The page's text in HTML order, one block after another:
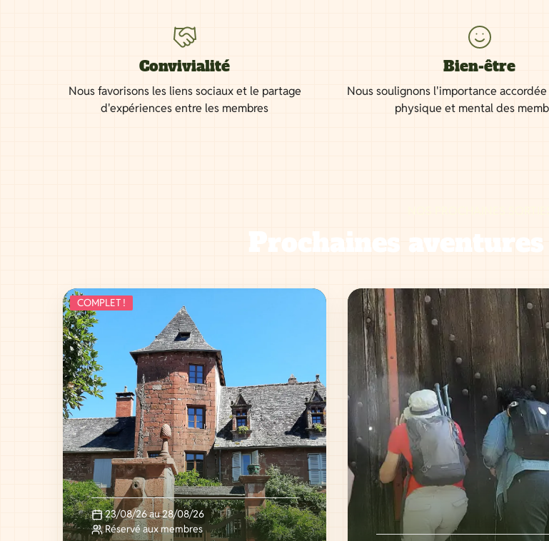
Convivialité
Nous favorisons les liens sociaux et le partage
d'expériences entre les membres
Bien-être
Nous soulignons l'importance
physique et mental des
Prochaines
COMPLET !
23/08/26 au 28/08/26
Réservé aux membres